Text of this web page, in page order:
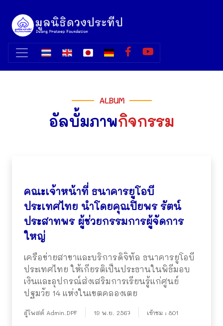
ALBUM
อัลบั้มภาพกิจกรรม
คณะเจ้าหน้าที่ ธนาคารยูโอบี
ประเทศไทย นำโดยคุณปิยพร รัตน์
ประสาทพร ผู้ช่วยกรรมการผู้จัดการ
ใหญ่
เครือข่ายสาขาและบริการดิจิทัล ธนาคารยูโอบี
ประเทศไทย ให้เกียรติเป็นประธานในพิธีมอบ
เงินและอุปกรณ์ส่งเสริมการเรียนรู้แก่ศูนย์
ปฐมวัย 14 แห่งในเขตคลองเตย
ผู้โพสต์ Admin.DPF 19 พ.ย. 2567 เข้าชม : 801